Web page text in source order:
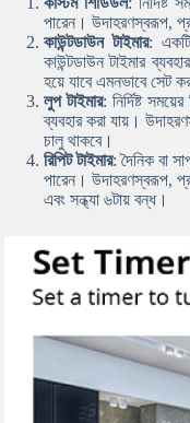
পারেন। উদাহরণস্বরূপ,
কাউন্টডাউন টাইমার: একটি
কাউন্টডাউন টাইমার
হয়ে যাবে এমনভাবে সেট
লুপ টাইমার: নির্দিষ্ট
ব্যবহার করা যায়।
চালু থাকবে।
রিপিট টাইমার: দৈনিক বা
পারেন। উদাহরণস্বরূপ,
এবং সন্ধ্যা ৬টায় বন্ধ।